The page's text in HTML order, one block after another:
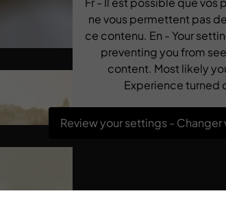
ne vous permettent pas
ce contenu. En - Your
preventing you from
content. Most likely
Experience turned
Review your settings - Changer